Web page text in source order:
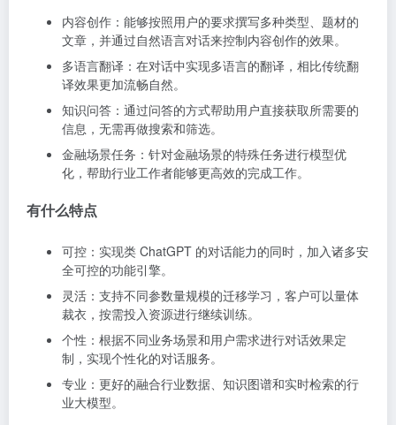
内容创作：能够按照用户的要求撰写多种类型、题材的
文章，并通过自然语言对话来控制内容创作的效果。
多语言翻译：在对话中实现多语言的翻译，相比传统翻
译效果更加流畅自然。
知识问答：通过问答的方式帮助用户直接获取所需要的
信息，无需再做搜索和筛选。
金融场景任务：针对金融场景的特殊任务进行模型优
化，帮助行业工作者能够更高效的完成工作。
有什么特点
可控：实现类 ChatGPT 的对话能力的同时，加入诸多安
全可控的功能引擎。
灵活：支持不同参数量规模的迁移学习，客户可以量体
裁衣，按需投入资源进行继续训练。
个性：根据不同业务场景和用户需求进行对话效果定
制，实现个性化的对话服务。
专业：更好的融合行业数据、知识图谱和实时检索的行
业大模型。